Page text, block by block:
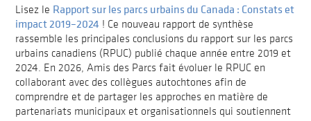
Lisez le Rapport sur les parcs urbains du Canada : Constats et
impact 2019–2024 ! Ce nouveau rapport de synthèse
rassemble les principales conclusions du rapport sur les parcs
urbains canadiens (RPUC) publié chaque année entre 2019 et
2024. En 2026, Amis des Parcs fait évoluer le RPUC en
collaborant avec des collègues autochtones afin de
comprendre et de partager les approches en matière de
partenariats municipaux et organisationnels qui soutiennent